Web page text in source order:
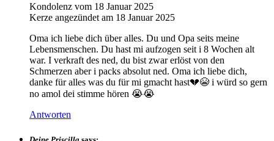
Kondolenz vom 18 Januar 2025
Kerze angezündet am 18 Januar 2025
Oma ich liebe dich über alles. Du und Opa seits meine
Lebensmenschen. Du hast mi aufzogen seit i 8 Wochen alt
war. I verkraft des ned, du bist zwar erlöst von den
Schmerzen aber i packs absolut ned. Oma ich liebe dich,
danke für alles was du für mi gmacht hast💔😭 i würd so gern
no amol dei stimme hören 😭😭
Antworten